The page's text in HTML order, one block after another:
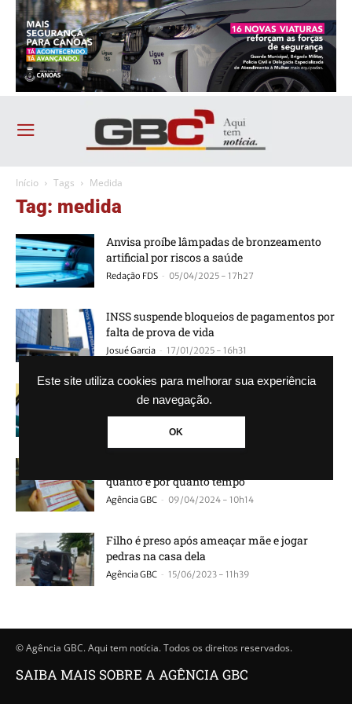
Este site utiliza cookies para melhorar sua experiência
de navegação.
OK
Início Tags Medida
Tag: medida
Anvisa proíbe lâmpadas de bronzeamento
artificial por riscos a saúde
Redação FDS - 05/04/2025 - 17h27
INSS suspende bloqueios de pagamentos por
falta de prova de vida
Josué Garcia - 17/01/2025 - 16h31
Após onda de Fake News governo revoga
novas regras do PIX
quanto e por quanto tempo
Agência GBC - 09/04/2024 - 10h14
Filho é preso após ameaçar mãe e jogar
pedras na casa dela
Agência GBC - 15/06/2023 - 11h39
© Agência GBC. Aqui tem notícia. Todos os direitos reservados.
SAIBA MAIS SOBRE A AGÊNCIA GBC